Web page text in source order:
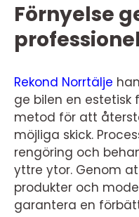
Förnyelse
Rekond Norrtälje
ge bilen en
metod för att
möjliga skick.
rengöring och
yttre ytor. Genom
produkter och
garantera en